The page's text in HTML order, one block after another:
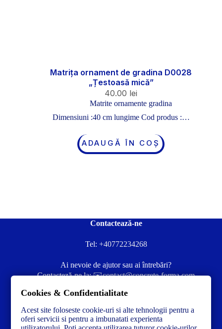
Matrița ornament de gradina D0028
„Țestoasă mică”
40.00 lei
Matrite ornamente gradina
Dimensiuni :40 cm lungime Cod produs :…
ADAUGĂ ÎN COȘ
Contactează-ne
Tel: +40772234268
Ai nevoie de ajutor sau ai întrebări?
Contacteză-ne la:✉️contact@concrete-forma.com
Cookies & Confidentialitate
Acest site foloseste cookie-uri si alte tehnologii pentru a
oferi servicii si pentru a imbunatati experienta